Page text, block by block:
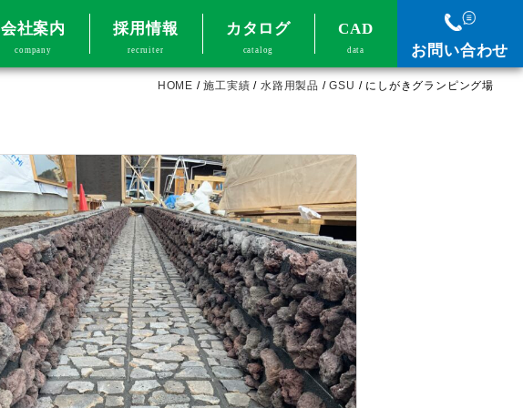
会社案内
company
採用情報
recruiter
カタログ
catalog
CAD
data お問い合わせ
HOME /施工実績 / 水路用製品 /GSU / にしがきグランピング場